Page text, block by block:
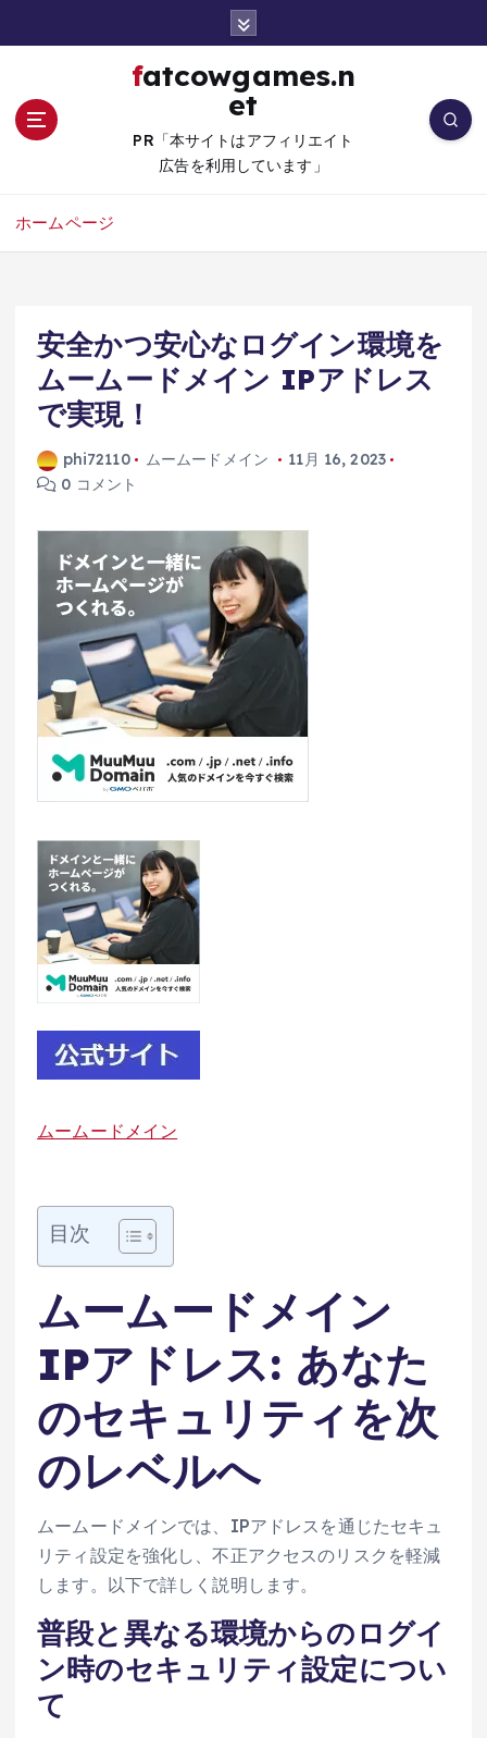
fatcowgames.n
et
PR「本サイトはアフィリエイト
広告を利用しています」
ホームページ
安全かつ安心なログイン環境を
ムームードメイン IPアドレス
で実現！
phi72110 ムームードメイン
11月 16, 2023
0 コメント
ムームードメイン
目次
ムームードメイン
IPアドレス: あなた
のセキュリティを次
のレベルへ
ムームードメインでは、IPアドレスを通じたセキュ
リティ設定を強化し、不正アクセスのリスクを軽減
します。以下で詳しく説明します。
普段と異なる環境からのログイ
ン時のセキュリティ設定につい
て